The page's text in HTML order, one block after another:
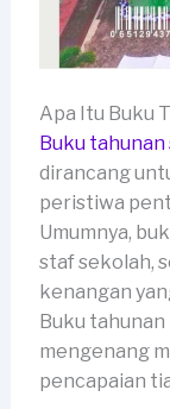
Apa Itu Buku
Buku
dirancang
peristiwa
Umumnya,
staf sekolah,
kenangan
Buku tahunan
mengenang
pencapaian